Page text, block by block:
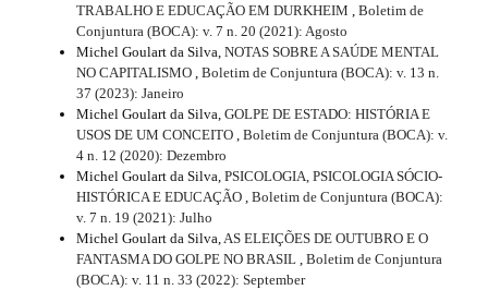
TRABALHO E EDUCAÇÃO EM DURKHEIM , Boletim de
Conjuntura (BOCA): v. 7 n. 20 (2021): Agosto
Michel Goulart da Silva, NOTAS SOBRE A SAÚDE MENTAL
NO CAPITALISMO , Boletim de Conjuntura (BOCA): v. 13 n.
37 (2023): Janeiro
Michel Goulart da Silva, GOLPE DE ESTADO: HISTÓRIA E
USOS DE UM CONCEITO , Boletim de Conjuntura (BOCA): v.
4 n. 12 (2020): Dezembro
Michel Goulart da Silva, PSICOLOGIA, PSICOLOGIA SÓCIO-
HISTÓRICA E EDUCAÇÃO , Boletim de Conjuntura (BOCA):
v. 7 n. 19 (2021): Julho
Michel Goulart da Silva,AS ELEIÇÕES DE OUTUBRO E O
FANTASMA DO GOLPE NO BRASIL , Boletim de Conjuntura
(BOCA): v. 11 n. 33 (2022): September